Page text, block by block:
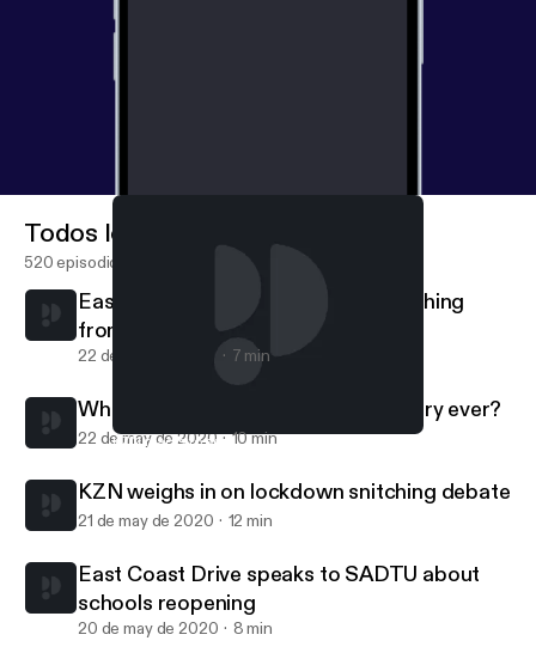
KZN reacts to school’s reopening on 1 June
Todos los episodios
520 episodios
East Coast Drive speaks to J'Something
from Mi Casa…
22 de may de 2020 7 min
What is your most embarrassing injury ever?
22 de may de 2020 10 min
KZN weighs in on lockdown snitching debate
21 de may de 2020 12 min
East Coast Drive speaks to SADTU about
schools reopening
20 de may de 2020 8 min